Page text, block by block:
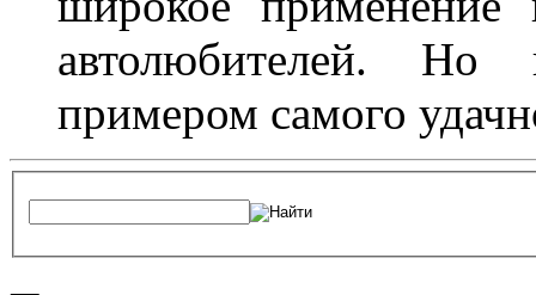
автолюбителей. Но
примером самого